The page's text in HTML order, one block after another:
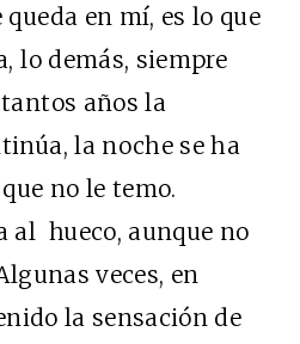
en mí, es lo que
lo demás, siempre
tantos años la
la noche se ha
no le temo.
al hueco, aunque no
veces, en
la sensación de